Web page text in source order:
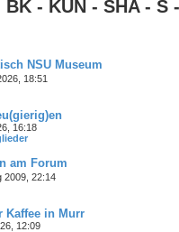
BK - KÜN - SHA - S
NSU Museum
18:51
16:18
am Forum
2009, 22:14
Kaffee in Murr
12:09